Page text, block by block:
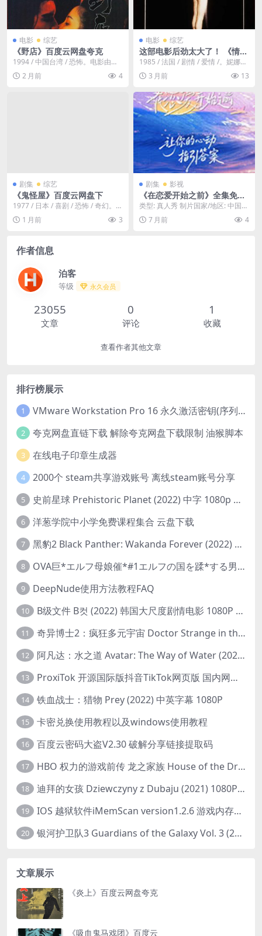
电影 综艺
《野店》百度云网盘夸克
1994 / 中国台湾 / 恐怖。电影由三
个短片组成 染布坊的主人虽然表面
看来温...
2 月前 4
电影 综艺
这部电影后劲太大了！ 《情陷
夜巴黎》 1985 高清珍藏 未删
减 限时转存
1985 / 法国 / 剧情 / 爱情 /。妮娜
（朱丽叶·比诺什 Juliett...
3 月前 13
剧集 综艺
《鬼怪屋》百度云网盘下
1977 / 日本 / 喜剧 / 恐怖 / 奇幻。绰
号小尚的女中学生木枯（池上季...
1 月前 3
剧集 影视
《在恋爱开始之前》全集免费
下载-2025-全网难找版本收集
– 真人秀 – [CN][夸克/百度云]
类型: 真人秀 制片国家/地区: 中国大
陆 资源下载：在恋爱开始之前下载
阿里云盘...
7 月前 4
作者信息
泊客
等级 永久会员
23055
文章
0
评论
1
收藏
查看作者其他文章
排行榜展示
1 VMware Workstation Pro 16 永久激活密钥(序列号)
2 夸克网盘直链下载 解除夸克网盘下载限制 油猴脚本
3 在线电子印章生成器
4 2000个 steam共享游戏账号 离线steam账号分享
5 史前星球 Prehistoric Planet (2022) 中字 1080p 高清 阿里云盘 2022.5.27已更新全集
6 洋葱学院中小学免费课程集合 云盘下载
7 黑豹2 Black Panther: Wakanda Forever (2022) 高清版
8 OVA巨*エルフ母娘催*#1エルフの国を蹂*する男。汚された女王と姫
9 DeepNude使用方法教程FAQ
10 B级文件 B컷 (2022) 韩国大尺度剧情电影 1080P 中字
11 奇异博士2：疯狂多元宇宙 Doctor Strange in the Multiverse of Madness (2022) 高清版1080p
12 阿凡达：水之道 Avatar: The Way of Water (2022) 1080p 2k 4k 中文字幕
13 ProxiTok 开源国际版抖音TikTok网页版 国内网络直连
14 铁血战士：猎物 Prey (2022) 中英字幕 1080P
15 卡密兑换使用教程以及windows使用教程
16 百度云密码大盗V2.30 破解分享链接提取码
17 HBO 权力的游戏前传 龙之家族 House of the Dragon (2022) 中字 1080P 更新4集
18 迪拜的女孩 Dziewczyny z Dubaju (2021) 1080P 中字
19 IOS 越狱软件iMemScan version1.2.6 游戏内存修改器
20 银河护卫队3 Guardians of the Galaxy Vol. 3 (2023)4K高清资源1080p只分享精品
文章展示
《炎上》百度云网盘夸克
《吸血鬼马戏团》百度云